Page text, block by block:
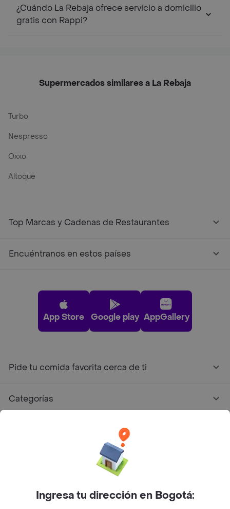
¿Cuándo La Rebaja ofrece servicio a domicilio
gratis con Rappi?
Supermercados similares a La Rebaja
Turbo
Nespresso
Oxxo
Altoque
Top Marcas y Cadenas de Restaurantes
Encuéntranos en estos países
App Store Google play AppGallery
Pide tu comida favorita cerca de ti
Categorías
Facebook
Twitter
Instagram
Ingresa tu dirección en Bogotá: